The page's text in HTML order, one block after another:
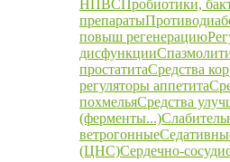
НПВСПробиотики,
препараты
повыш регенерацию
дисфункции
простатитаСредства
регуляторы аппетита
похмельяСредства
(ферменты...)
ветрогонные
(ЦНС)Сердечно-